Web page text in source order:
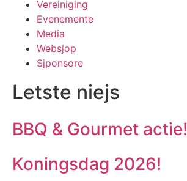
Vereiniging
Evenemente
Media
Websjop
Sjponsore
Letste niejs
BBQ & Gourmet actie!
Koningsdag 2026!